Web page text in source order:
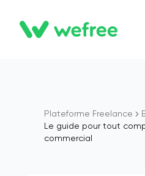
WEFREE
Plateforme Freelance
Le guide pour tout
commercial